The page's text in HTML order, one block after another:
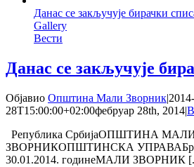
Данас се закључује бирачки
Gallery
Вести
Данас се закључује
Објавио Општина Мали Зворник|
28T15:00:00+02:00фебруар 28th, 2014|
Република СрбијаОПШТИНА
ЗВОРНИКОПШТИНСКА
30.01.2014. годинеМАЛИ ЗВОРНИК